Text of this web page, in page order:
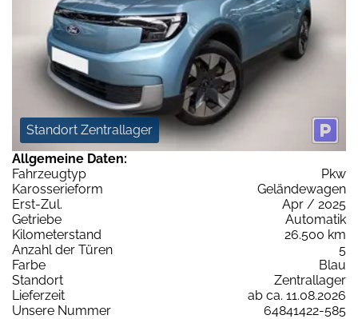
Standort Zentrallager
Allgemeine Daten:
Fahrzeugtyp
Pkw
Karosserieform
Geländewagen
Erst-Zul.
Apr / 2025
Getriebe
Automatik
Kilometerstand
26.500 km
Anzahl der Türen
5
Farbe
Blau
Standort
Zentrallager
Lieferzeit
ab ca. 11.08.2026
Unsere Nummer
64841422-585